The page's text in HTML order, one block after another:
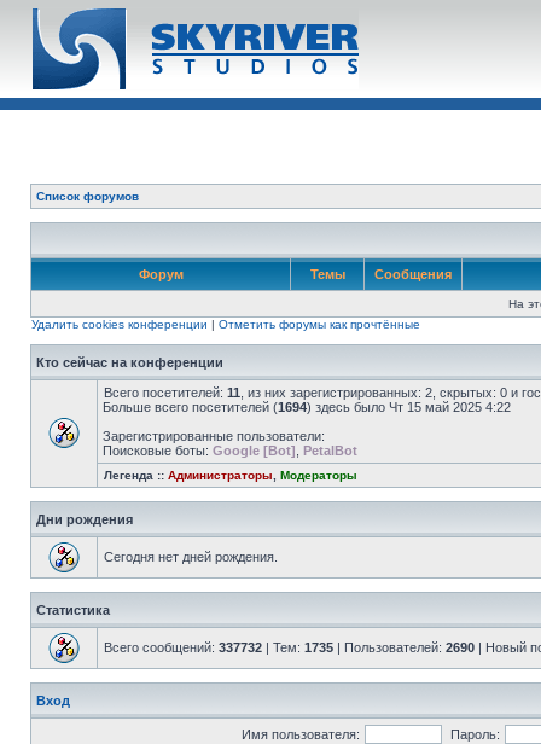
Список форумов
Форум Темы Сообщения
На
Удалить cookies конференции | Отметить форумы как прочтённые
Кто сейчас на конференции
Всего посетителей: 11 , из них зарегистрированных: 2, скрытых: 0 и
Больше всего посетителей (1694) здесь было Чт 15 май 2025 4:22
Зарегистрированные пользователи:
Поисковые боты: Google [Bot] PetalBot
Легенда :: Администраторы Модераторы
Дни рождения
Сегодня нет дней рождения.
Статистика
Всего сообщений: 337732 | Тем: 1735 | Пользователей: 2690 | Новый
Вход
Имя пользователя: Пароль: